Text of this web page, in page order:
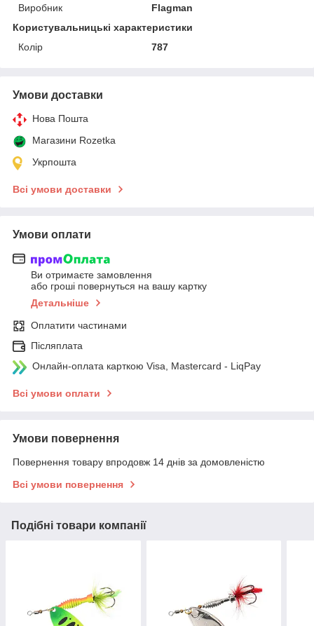
Виробник
Flagman
Користувальницькі характеристики
Колір
787
Умови доставки
Нова Пошта
Магазини Rozetka
Укрпошта
Всі умови доставки
Умови оплати
Ви отримаєте замовлення
або гроші повернуться на вашу картку
Детальніше
Оплатити частинами
Післяплата
Онлайн-оплата карткою Visa, Mastercard - LiqPay
Всі умови оплати
Умови повернення
Повернення товару впродовж 14 днів за домовленістю
Всі умови повернення
Подібні товари компанії